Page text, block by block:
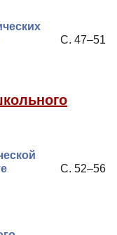
С. 47–51
С. 52–56